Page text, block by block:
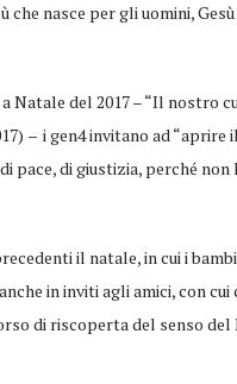
nasce per gli uomini,
del 2017 – “Il nostro
–i gen4 invitano ad “aprire
di giustizia, perché
il natale, in cui i
in inviti agli amici, con
di riscoperta del senso